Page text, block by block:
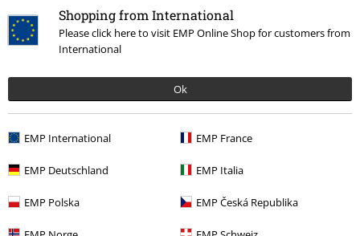
Shopping from International
Please click here to visit EMP Online Shop for customers from
International
Ok
EMP International EMP France
EMP Deutschland EMP Italia
EMP Polska EMP Česká Republika
Naposledy navštívené
OMC Od